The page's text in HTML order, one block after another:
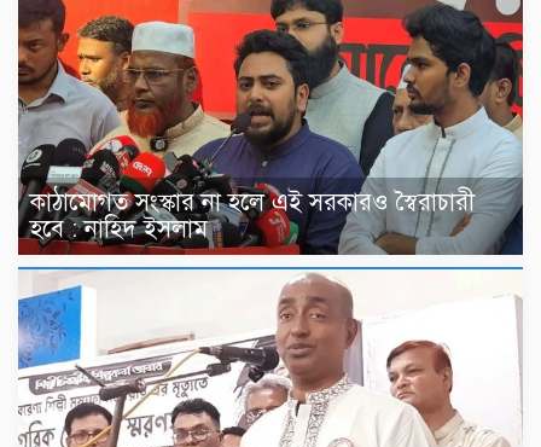
কাঠামোগত সংস্কার না হলে এই সরকারও স্বৈরাচারী
হবে : নাহিদ ইসলাম